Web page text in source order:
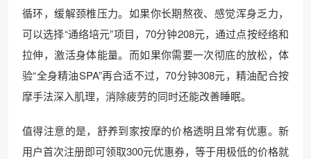
循环，缓解颈椎压力。如果你长期熬夜、感觉浑身乏力，
可以选择“通络培元”项目，70分钟208元，通过点按经络和
拉伸，激活身体能量。而如果你需要一次彻底的放松，体
验“全身精油SPA”再合适不过，70分钟308元，精油配合按
摩手法深入肌理，消除疲劳的同时还能改善睡眠。
值得注意的是，舒养到家按摩的价格透明且常有优惠。新
用户首次注册即可领取300元优惠券，等于用极低的价格就